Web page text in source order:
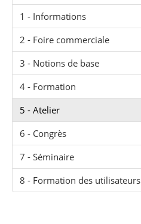
1 - Informations
2 - Foire commerciale
3 - Notions de base
4 - Formation
5 - Atelier
6 - Congrès
7 - Séminaire
8 - Formation des utilisateurs